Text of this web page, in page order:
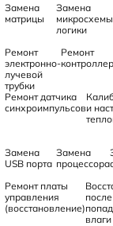
Замена
матрицы
Замена
микросхемы
логики
Ремонт
электронно-
лучевой
трубки
Ремонт
Ремонт датчика
синхроимпульсови
Замена
USB порта
Замена
процессора
Ремонт платы
управления
(восстановление)
после
влаги